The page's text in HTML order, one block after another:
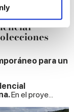
is processed
.
ads, to
our traffic.
of our site with
you’ve
para un
En el proye...